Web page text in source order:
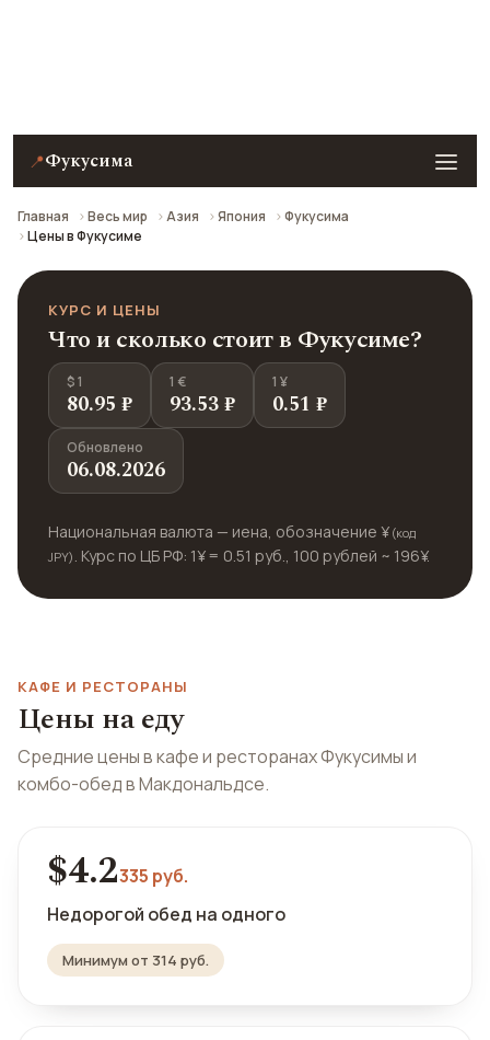
📍Фукусима
Главная Весь мир Азия Япония
Фукусима
Цены в Фукусиме
КУРС И ЦЕНЫ
Что и сколько стоит в Фукусиме?
$ 1
80.95 ₽
1 €
93.53 ₽
1 ¥
0.51 ₽
Обновлено
06.08.2026
Национальная валюта — иена, обозначение ¥ (код
JPY) . Курс по ЦБ РФ: 1¥ = 0.51 руб., 100 рублей ~ 196¥.
КАФЕ И РЕСТОРАНЫ
Цены на еду
Средние цены в кафе и ресторанах Фукусимы и
комбо-обед в Макдональдсе.
$4.2335 руб.
Недорогой обед на одного
Минимум от 314 руб.